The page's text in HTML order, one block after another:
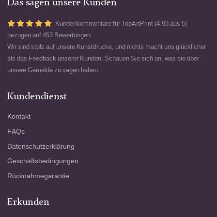
Mit "Die Sintflut" hat Comerre mehr als nur
erschütternde Erzählung über die
menschliche Zerbrechlichkeit und die
kapriziöse Macht der Natur geliefert. Es ist
ein fesselndes visuelles Epos, das im
Gedächtnis bleibt und ein Zeugnis für
Verständnis des menschlichen Zustands
unter Zwang darstellt.
Das sagen unsere Kunden
Kundenkommentare für TopArtPrint (4.93 aus 5)
bezogen auf 453 Bewertungen
Wir sind stolz auf unsere Kunstdrucke, und nichts macht uns glücklicher
als das Feedback unserer Kunden. Schauen Sie sich an, was sie über
unsere Gemälde zu sagen haben.
Kundendienst
Kontakt
FAQs
Datenschutzerklärung
Geschäftsbedingungen
Rücknahmegarantie
Erkunden